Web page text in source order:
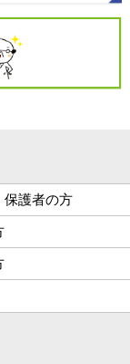
保護者の方